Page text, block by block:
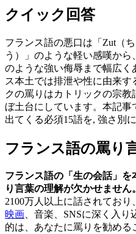
クイック回答
フランス語の悪口は「Zut（
う）」のような軽い感嘆から
のような強い侮辱まで幅広く
ス本土では排泄や性に由来
クの罵りはカトリックの宗教
ぼ土台にしています。本記事
出てくる必須15語を, 強さ別
フランス語の罵り
フランス語の「生の会話」
り言葉の理解が欠かせません。
2100万人以上に話されており
映画、音楽、SNSに深く入り
的は、あなたに罵りを勧め